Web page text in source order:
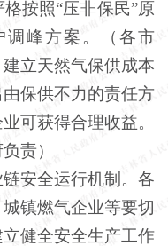
按照“压非保民”原
调峰方案。（各市
建立天然气保供成本
保供不力的责任方
可获得合理收益。
责）
链安全运行机制。各
镇燃气企业等要切
健全安全生产工作